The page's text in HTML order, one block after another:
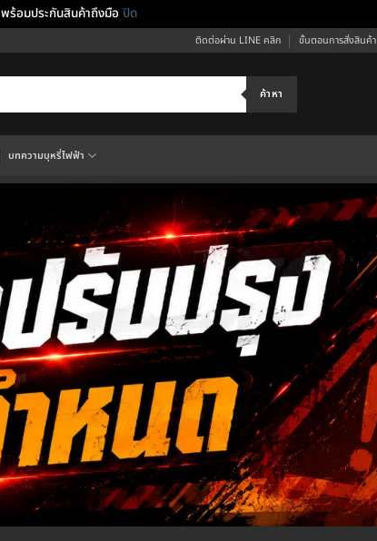
ร้อมประกันสินค้าถึงมือ ปิด
ติดต่อผ่าน LINE คลิก ขั้นตอนการสั่งสินค้า
ค้าหา
บทความบุหรี่ไฟฟ้า